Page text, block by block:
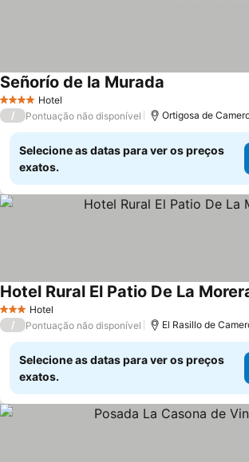
4 EstrelasHotel
Señorío de la Murada
/ Pontuação não disponível Ortigosa de
Selecione as datas para ver os preços
exatos.
3 EstrelasHotel
Hotel Rural El Patio De La
/ Pontuação não disponível El Rasillo de
Selecione as datas para ver os preços
exatos.